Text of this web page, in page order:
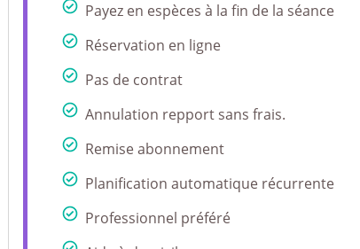
Payez en espèces à la fin de la séance
Réservation en ligne
Pas de contrat
Annulation repport sans frais.
Remise abonnement
Planification automatique récurrente
Professionnel préféré